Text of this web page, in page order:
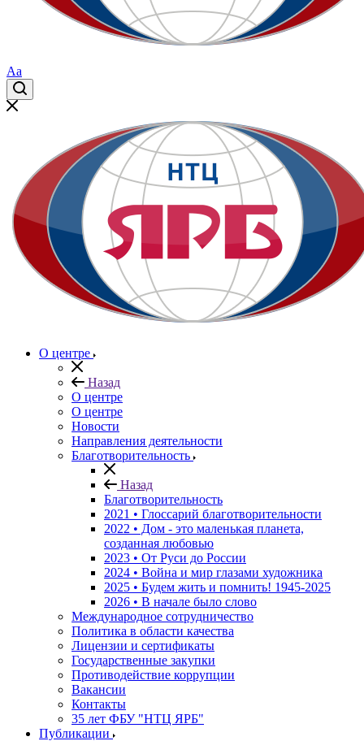
Aa
О центре
Назад
О центре
О центре
Новости
Направления деятельности
Благотворительность
Назад
Благотворительность
2021 • Глоссарий благотворительности
2022 • Дом - это маленькая планета,
созданная любовью
2023 • От Руси до России
2024 • Война и мир глазами художника
2025 • Будем жить и помнить! 1945-2025
2026 • В начале было слово
Международное сотрудничество
Политика в области качества
Лицензии и сертификаты
Государственные закупки
Противодействие коррупции
Вакансии
Контакты
35 лет ФБУ "НТЦ ЯРБ"
Публикации